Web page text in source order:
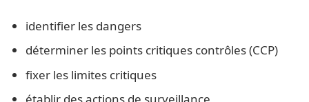
identifier les dangers
déterminer les points critiques contrôles (CCP)
fixer les limites critiques